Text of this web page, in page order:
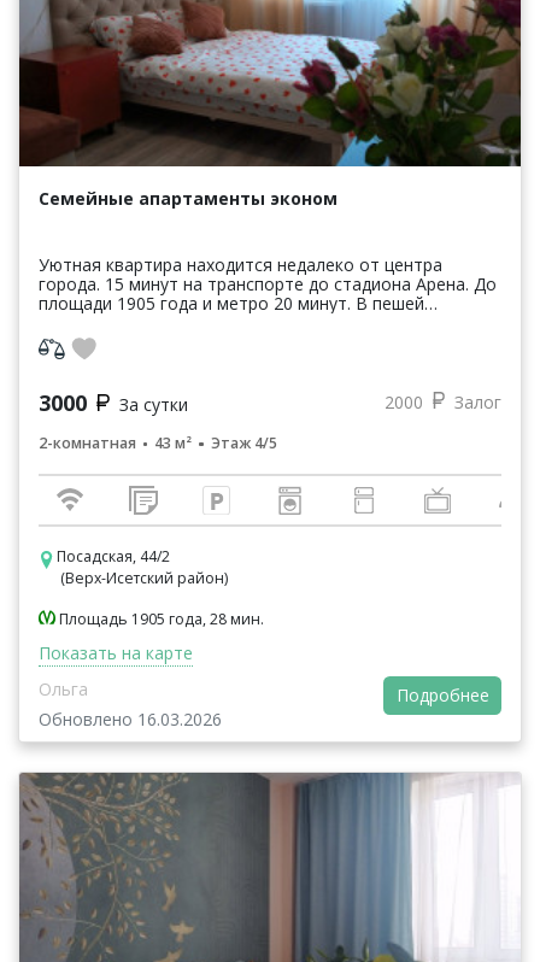
Семейные апартаменты эконом
Уютная квартира находится недалеко от центра
города. 15 минут на транспорте до стадиона Арена. До
площади 1905 года и метро 20 минут. В пешей
3000 За сутки 2000 Залог
2-комнатная 43 м² Этаж 4/5
Посадская, 44/2
(Верх-Исетский район)
Площадь 1905 года, 28 мин.
Показать на карте
Ольга
Обновлено 16.03.2026
Подробнее